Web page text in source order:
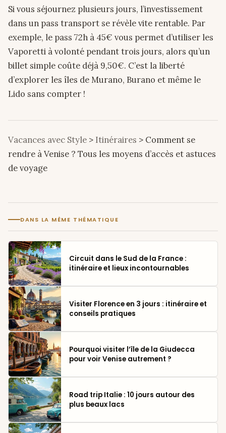
Si vous séjournez plusieurs jours, l’investissement
dans un pass transport se révèle vite rentable. Par
exemple, le pass 72h à 45€ vous permet d’utiliser les
Vaporetti à volonté pendant trois jours, alors qu’un
billet simple coûte déjà 9,50€. C’est la liberté
d’explorer les îles de Murano, Burano et même le
Lido sans compter !
Vacances avec Style > Itinéraires > Comment se
rendre à Venise ? Tous les moyens d’accès et astuces
de voyage
DANS LA MÊME THÉMATIQUE
Circuit dans le Sud de la France :
itinéraire et lieux incontournables
Visiter Florence en 3 jours : itinéraire et
conseils pratiques
Pourquoi visiter l’île de la Giudecca
pour voir Venise autrement ?
Road trip Italie : 10 jours autour des
plus beaux lacs